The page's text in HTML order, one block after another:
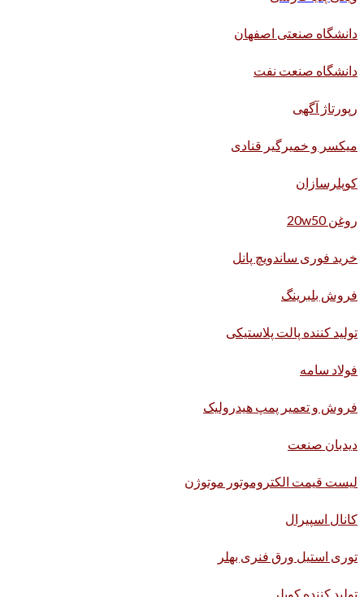
دانشگاه صنعتی اصفهان
دانشگاه صنعت نفت
رپورتاژ آگهی
میکسر و خمیرگیر قنادی
کوپلرسازان
روغن 20w50
خرید فوری ساندویچ پانل
فروش بلبرینگ
تولید کننده پالت پلاستیکی
فولاد سامه
فروش و تعمیر پمپ هیدرولیک
دیدبان صنعت
لیست قیمت الکتروموتور موتوژن
کانال اسپیرال
توری استیل ورق فنری بهلر
تولید کننده کوپلر